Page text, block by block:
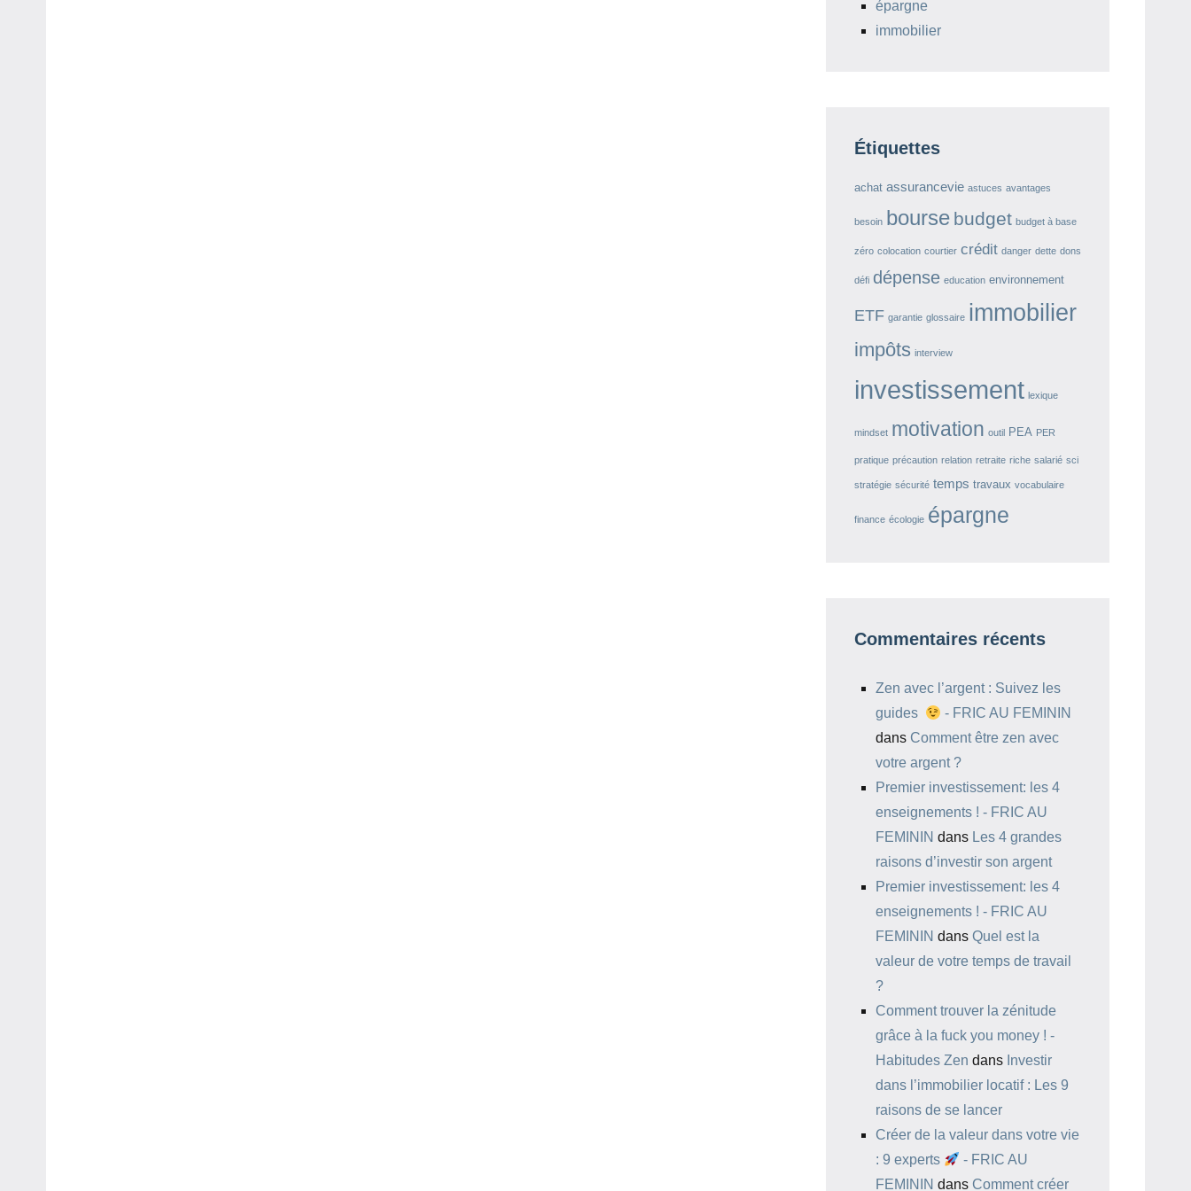
épargne
immobilier
Étiquettes
achat assurancevie astuces avantages
besoin bourse budget budget à base
zéro colocation courtier crédit danger dette dons
défi dépense education environnement
ETF garantie glossaire immobilier
impôts interview
investissement lexique
mindset motivation outil PEA PER
pratique précaution relation retraite riche salarié sci
stratégie sécurité temps travaux vocabulaire
finance écologie épargne
Commentaires récents
Zen avec l’argent : Suivez les
guides
- FRIC AU FEMININ
dans Comment être zen avec
votre argent ?
Premier investissement: les 4
enseignements ! - FRIC AU
FEMININ dans Les 4 grandes
raisons d’investir son argent
Premier investissement: les 4
enseignements ! - FRIC AU
FEMININ dans Quel est la
valeur de votre temps de travail
?
Comment trouver la zénitude
grâce à la fuck you money ! -
Habitudes Zen dans Investir
dans l’immobilier locatif : Les 9
raisons de se lancer
Créer de la valeur dans votre vie
: 9 experts
- FRIC AU
FEMININ dans Comment créer